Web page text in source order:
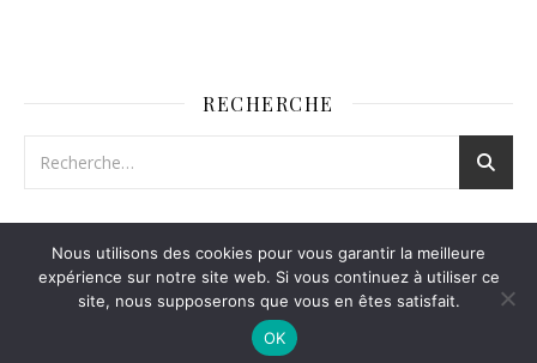
RECHERCHE
WP Royal.
Nous utilisons des cookies pour vous garantir la meilleure
expérience sur notre site web. Si vous continuez à utiliser ce
site, nous supposerons que vous en êtes satisfait.
OK